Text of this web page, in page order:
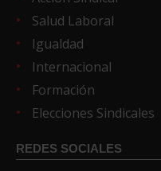
Salud Laboral
Igualdad
Internacional
Formación
Elecciones Sindicales
REDES SOCIALES